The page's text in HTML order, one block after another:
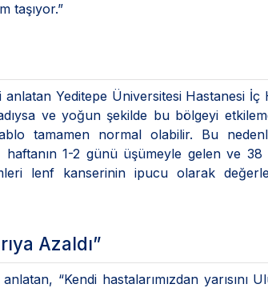
taşıyor.”
Yeditepe Üniversitesi Hastanesi İç
ve yoğun şekilde bu bölgeyi
tamamen normal olabilir. Bu
haftanın 1-2 günü üşümeyle gelen ve 38
lenf kanserinin ipucu olarak
Azaldı”
“Kendi hastalarımızdan yarısını